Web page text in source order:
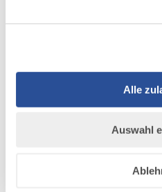
Alle
Auswahl
Wir wollen neues Zeug
Rauscht auch ihr mit uns
Autofreie Anreise